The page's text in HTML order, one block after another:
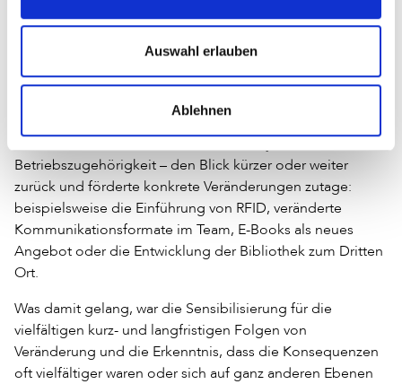
Auswahl erlauben
Ablehnen
Zukünften, zur strategischen Arbeit in der eigenen
Literacy legte die gemeinsame Grundlage für den Tag.
Der nächste Schritt setzte bewusst an den persönlichen
waren in der Vergangenheit die größten Veränderungen in
Ihrer Arbeit in der Bibliothek?« lenkte – je nach
Betriebszugehörigkeit – den Blick kürzer oder weiter
zurück und förderte konkrete Veränderungen zutage:
beispielsweise die Einführung von RFID, veränderte
Kommunikationsformate im Team, E-Books als neues
Angebot oder die Entwicklung der Bibliothek zum Dritten
Ort.
Was damit gelang, war die Sensibilisierung für die
vielfältigen kurz- und langfristigen Folgen von
Veränderung und die Erkenntnis, dass die Konsequenzen
oft vielfältiger waren oder sich auf ganz anderen Ebenen